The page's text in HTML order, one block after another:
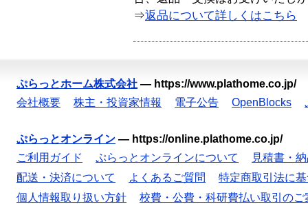
⇒返品について詳しくはこちら
ぷらっとホーム株式会社 — https://www.plathome.co.jp/
会社概要
株主・投資家情報 電子公告 OpenBlocks
ぷらっとオンライン — https://online.plathome.co.jp/
ご利用ガイド
ぷらっとオンラインについて
見積書・
配送・決済について
よくあるご質問
特定商取引法に
個人情報取り扱い方針
校費・公費・科研費払い取引のご